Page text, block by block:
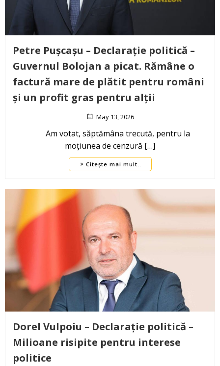
Petre Pușcașu – Declarație politică –
Guvernul Bolojan a picat. Rămâne o
factură mare de plătit pentru români
și un profit gras pentru alții
May 13, 2026
Am votat, săptămâna trecută, pentru la
moțiunea de cenzură […]
Citește mai mult..
Dorel Vulpoiu – Declarație politică –
Milioane risipite pentru interese
politice